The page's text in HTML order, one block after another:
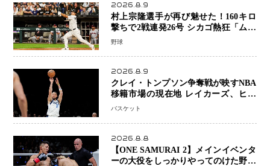
2026.8.9
村上宗隆選手が再び魅せた！160キロ
撃ちで2戦連発26号 シカゴ熱狂「ムネ
はスターだ」米ファンの人気も急上昇
野球
2026.8.9
クレイ・トンプソン争奪戦が映すNBA
移籍市場の現在地 レイカーズ、ヒー
トが注目する36歳の名シューターをマ
バスケット
2026.8.8
【ONE SAMURAI 2】メインイベンタ
ーの大役をしっかりやってのけた野杁